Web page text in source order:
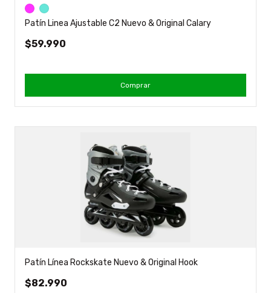
Patín Linea Ajustable C2 Nuevo & Original Calary
$59.990
Comprar
Patín Línea Rockskate Nuevo & Original Hook
$82.990